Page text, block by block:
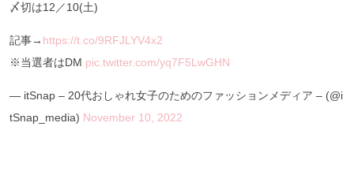
〆切は12／10(土)
記事→ https://t.co/9RFJLYV4x2
※当選者はDM pic.twitter.com/yq7F5LwGHN
— itSnap – 20代おしゃれ女子のためのファッションメディア – (@i
tSnap_media) November 10, 2022